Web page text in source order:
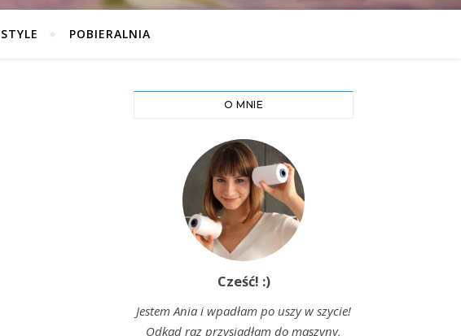
POBIERALNIA
O MNIE
Cześć! :)
Jestem Ania i wpadłam po uszy w szycie!
Odkąd raz przysiadłam do maszyny,